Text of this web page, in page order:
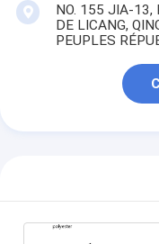
NO. 155 JIA-13,
DE LICANG,
PEUPLES